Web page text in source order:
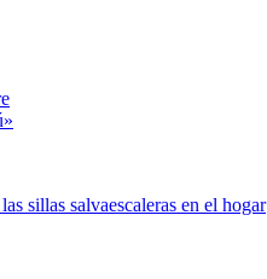
sillas salvaescaleras en el hogar